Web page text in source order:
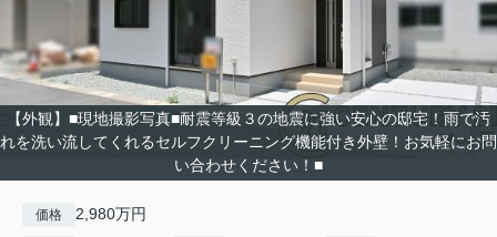
【外観】■現地撮影写真■耐震等級３の地震に強い安心の邸宅！雨で汚
れを洗い流してくれるセルフクリーニング機能付き外壁！お気軽にお問
い合わせください！■
価格 2,980万円